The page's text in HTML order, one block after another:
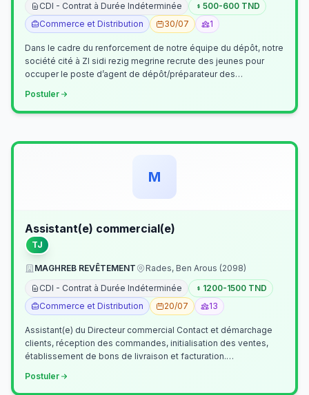
CDI - Contrat à Durée Indéterminée
500-600 TND
Commerce et Distribution
30/07 1
Dans le cadre du renforcement de notre équipe du dépôt, notre
société cité à ZI sidi rezig megrine recrute des jeunes pour
occuper le poste d’agent de dépôt/préparateur des
Postuler
M
Assistant(e) commercial(e)
TJ
MAGHREB REVÊTEMENT
Rades, Ben Arous (2098)
CDI - Contrat à Durée Indéterminée
1200-1500 TND
Commerce et Distribution
20/07 13
Assistant(e) du Directeur commercial Contact et démarchage
clients, réception des commandes, initialisation des ventes,
établissement de bons de livraison et facturation.
Postuler